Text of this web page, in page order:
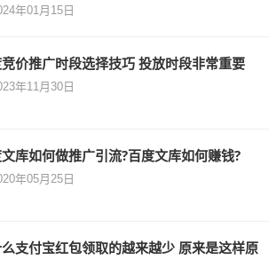
年01月15日
价推广时段选择技巧 投放时段非常重要
年11月30日
库如何做推广引流?百度文库如何赚钱?
年05月25日
支付宝红包领取的越来越少 原来是这样原